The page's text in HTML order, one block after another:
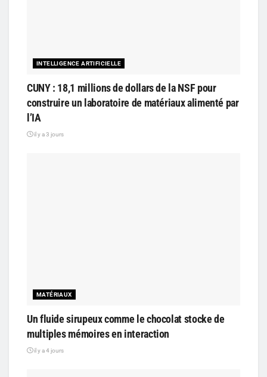
INTELLIGENCE ARTIFICIELLE
CUNY : 18,1 millions de dollars de la NSF pour
construire un laboratoire de matériaux alimenté par
l’IA
il y a 3 jours
MATÉRIAUX
Un fluide sirupeux comme le chocolat stocke de
multiples mémoires en interaction
il y a 4 jours